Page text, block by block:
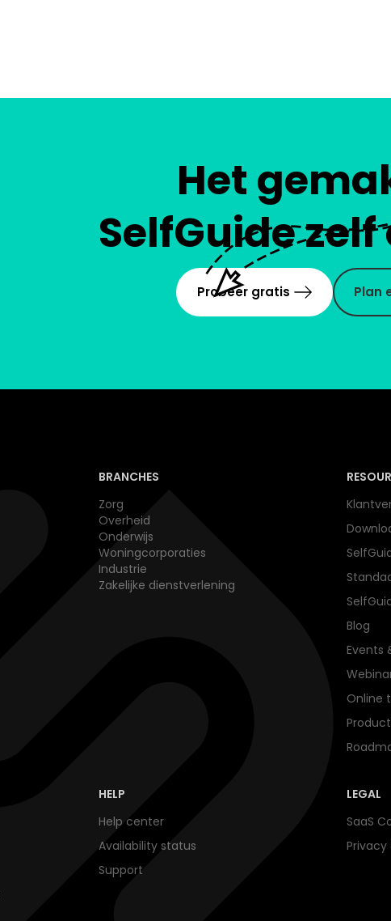
Het
SelfGuide
Probeer gratis Plan
BRANCHES
Zorg
Overheid
Onderwijs​
Woningcorporaties
Industrie
Zakelijke dienstverlening
Blog
Events
Online
HELP
Help center
Availability status
Support
LEGAL
SaaS